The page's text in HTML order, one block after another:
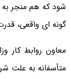
شود که هم منجر به
گونه ای واقعی،
معاون روابط کار
متأسفانه به علت